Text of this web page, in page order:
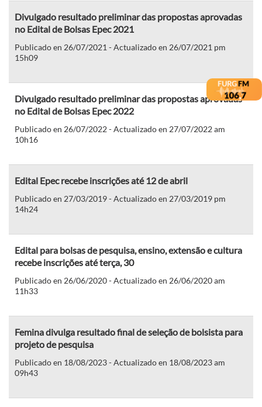
Divulgado resultado preliminar das propostas aprovadas
no Edital de Bolsas Epec 2021
Publicado en 26/07/2021 - Actualizado en 26/07/2021 pm
15h09
Divulgado resultado preliminar das propostas aprovadas
no Edital de Bolsas Epec 2022
Publicado en 26/07/2022 - Actualizado en 27/07/2022 am
10h16
Edital Epec recebe inscrições até 12 de abril
Publicado en 27/03/2019 - Actualizado en 27/03/2019 pm
14h24
Edital para bolsas de pesquisa, ensino, extensão e cultura
recebe inscrições até terça, 30
Publicado en 26/06/2020 - Actualizado en 26/06/2020 am
11h33
Femina divulga resultado final de seleção de bolsista para
projeto de pesquisa
Publicado en 18/08/2023 - Actualizado en 18/08/2023 am
09h43